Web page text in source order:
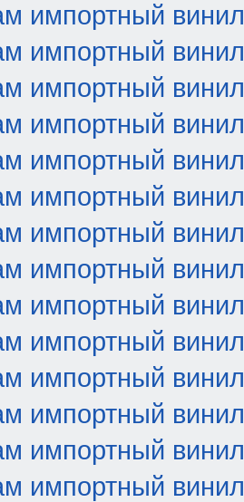
импортный винил
импортный винил
импортный винил
импортный винил
импортный винил
импортный винил
импортный винил
импортный винил
импортный винил
импортный винил
импортный винил
импортный винил
импортный винил
импортный винил